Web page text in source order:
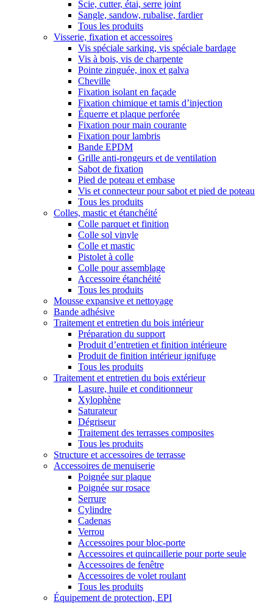
Scie, cutter, étai, serre joint
Sangle, sandow, rubalise, fardier
Tous les produits
Visserie, fixation et accessoires
Vis spéciale sarking, vis spéciale bardage
Vis à bois, vis de charpente
Pointe zinguée, inox et galva
Cheville
Fixation isolant en façade
Fixation chimique et tamis d’injection
Équerre et plaque perforée
Fixation pour main courante
Fixation pour lambris
Bande EPDM
Grille anti-rongeurs et de ventilation
Sabot de fixation
Pied de poteau et embase
Vis et connecteur pour sabot et pied de poteau
Tous les produits
Colles, mastic et étanchéité
Colle parquet et finition
Colle sol vinyle
Colle et mastic
Pistolet à colle
Colle pour assemblage
Accessoire étanchéité
Tous les produits
Mousse expansive et nettoyage
Bande adhésive
Traitement et entretien du bois intérieur
Préparation du support
Produit d’entretien et finition intérieure
Produit de finition intérieur ignifuge
Tous les produits
Traitement et entretien du bois extérieur
Lasure, huile et conditionneur
Xylophène
Saturateur
Dégriseur
Traitement des terrasses composites
Tous les produits
Structure et accessoires de terrasse
Accessoires de menuiserie
Poignée sur plaque
Poignée sur rosace
Serrure
Cylindre
Cadenas
Verrou
Accessoires pour bloc-porte
Accessoires et quincaillerie pour porte seule
Accessoires de fenêtre
Accessoires de volet roulant
Tous les produits
Équipement de protection, EPI